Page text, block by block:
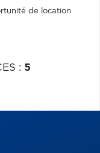
de location
: 5